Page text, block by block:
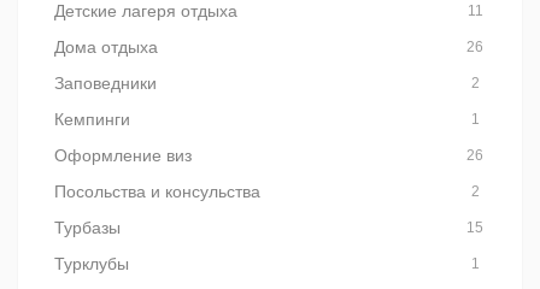
Детские лагеря отдыха 11
Дома отдыха 26
Заповедники 2
Кемпинги 1
Оформление виз 26
Посольства и консульства 2
Турбазы 15
Турклубы 1